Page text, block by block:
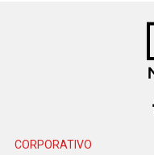
CORPORATIVO